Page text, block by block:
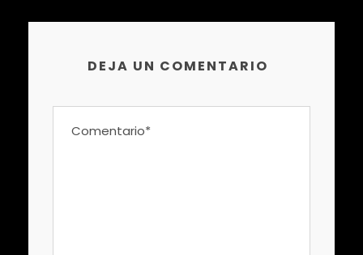
DEJA UN COMENTARIO